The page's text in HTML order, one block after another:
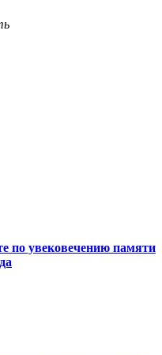
по увековечению памяти